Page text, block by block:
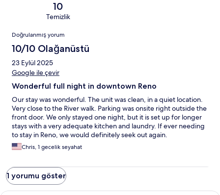
10
Temizlik
Yorumlar
Doğrulanmış yorum
10/10 Olağanüstü
23 Eylül 2025
Google ile çevir
Wonderful full night in downtown Reno
Our stay was wonderful. The unit was clean, in a quiet location.
Very close to the River walk. Parking was onsite right outside the
front door. We only stayed one night, but it is set up for longer
stays with a very adequate kitchen and laundry. If ever needing
to stay in Reno, we would definitely seek out again.
Chris, 1 gecelik seyahat
1 yorumu göster